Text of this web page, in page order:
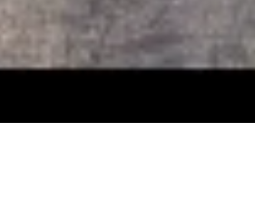
З'явилося відео знищеного ворожого